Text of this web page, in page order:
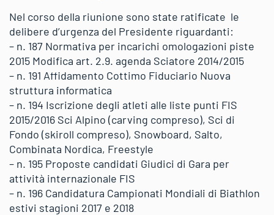
Nel corso della riunione sono state ratificate le
delibere d’urgenza del Presidente riguardanti:
– n. 187 Normativa per incarichi omologazioni piste
2015 Modifica art. 2.9. agenda Sciatore 2014/2015
– n. 191 Affidamento Cottimo Fiduciario Nuova
struttura informatica
– n. 194 Iscrizione degli atleti alle liste punti FIS
2015/2016 Sci Alpino (carving compreso), Sci di
Fondo (skiroll compreso), Snowboard, Salto,
Combinata Nordica, Freestyle
– n. 195 Proposte candidati Giudici di Gara per
attività internazionale FIS
– n. 196 Candidatura Campionati Mondiali di Biathlon
estivi stagioni 2017 e 2018